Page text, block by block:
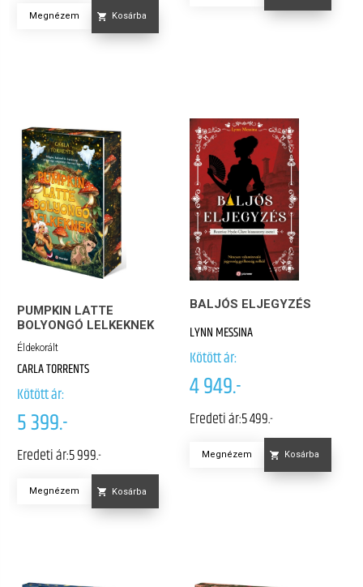
Megnézem Kosárba
PUMPKIN LATTE
BOLYONGÓ LELKEKNEK
Éldekorált
CARLA TORRENTS
Kötött ár:
5 399.-
Eredeti ár:5 999.-
Megnézem Kosárba
BALJÓS ELJEGYZÉS
LYNN MESSINA
Kötött ár:
4 949.-
Eredeti ár:5 499.-
Megnézem Kosárba